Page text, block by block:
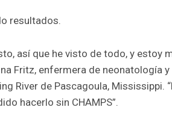
resultados.
así que he visto de todo, y estoy
Fritz, enfermera de neonatología
River de Pascagoula, Mississippi.
hacerlo sin CHAMPS”.